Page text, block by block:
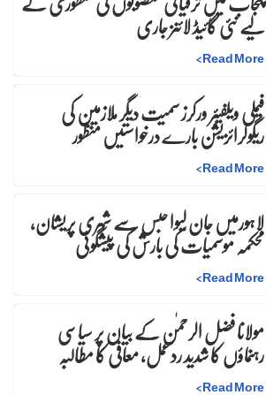
لیے نئی گائیڈ لائنز جاری
Read More
>
فیملی ویلفیئر ورکرز سمیت دیگر ملازمین کی
ریگولرائزیشن بارے درخواستیں منظور
Read More
>
لاہورمیں جان لیوا حبس سے شہری پریشان،
محکمہ موسمیات کی بارش کی پیشگوئی
Read More
>
مولانا فضل الرحمٰن کے بیان پر سیاسی
رہنماؤں کا شدید ردعمل، معافی کا مطالبہ
Read More
>